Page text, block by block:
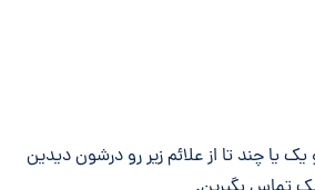
یا چند تا از علائم زیر رو درشون دیدین